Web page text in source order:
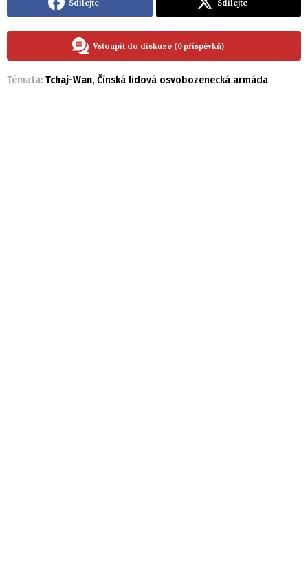
Sdílejte Sdílejte
Vstoupit do diskuze (0 příspěvků)
Témata: Tchaj-Wan, Čínská lidová osvobozenecká armáda